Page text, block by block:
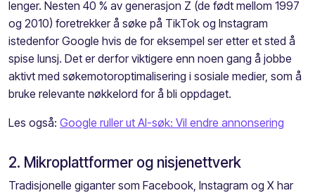
lenger. Nesten 40 % av generasjon Z (de født mellom 1997
og 2010) foretrekker å søke på TikTok og Instagram
istedenfor Google hvis de for eksempel ser etter et sted å
spise lunsj. Det er derfor viktigere enn noen gang å jobbe
aktivt med søkemotoroptimalisering i sosiale medier, som å
bruke relevante nøkkelord for å bli oppdaget.
Les også: Google ruller ut AI-søk: Vil endre annonsering
2. Mikroplattformer og nisjenettverk
Tradisjonelle giganter som Facebook, Instagram og X har